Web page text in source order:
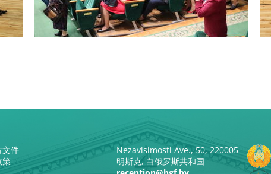
文件
策
Nezavisimosti Ave., 50, 220005
明斯克, 白俄罗斯共和国